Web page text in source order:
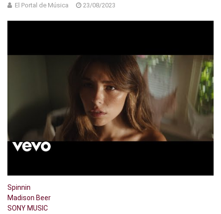
El Portal de Música 23/08/2023
Spinnin
Madison Beer
SONY MUSIC